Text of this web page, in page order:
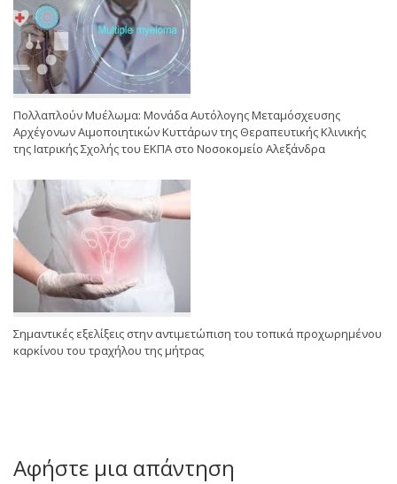
Πολλαπλούν Μυέλωμα: Μονάδα Αυτόλογης Μεταμόσχευσης
Αρχέγονων Αιμοποιητικών Κυττάρων της Θεραπευτικής Κλινικής
της Ιατρικής Σχολής του ΕΚΠΑ στο Νοσοκομείο Αλεξάνδρα
Σημαντικές εξελίξεις στην αντιμετώπιση του τοπικά προχωρημένου
καρκίνου του τραχήλου της μήτρας
Αφήστε μια απάντηση